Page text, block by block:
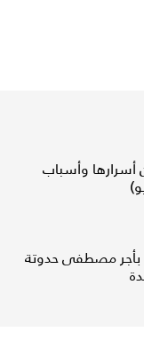
أسرارها وأسباب
بأجر مصطفى حدوتة